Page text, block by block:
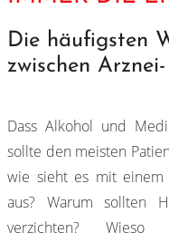
Die häufigsten
zwischen
Dass Alkohol und
sollte den meisten
wie sieht es mit einem
aus? Warum sollten
verzichten?